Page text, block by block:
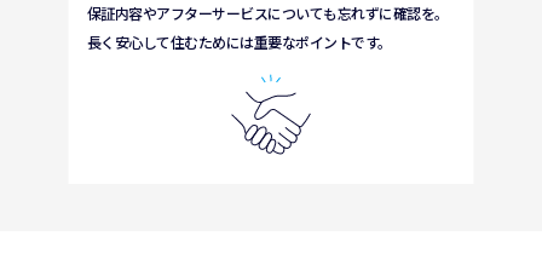
保証内容やアフターサービスについても忘れずに確認を。
長く 安心して住むためには重要なポイントです。